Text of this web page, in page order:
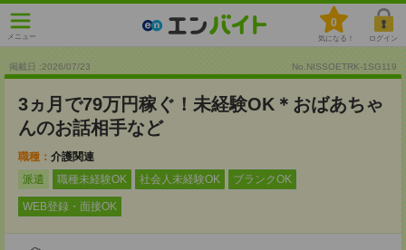
メニュー
0
気になる！ ログイン
掲載日 :2026/07/23 No.NISSOETRK-1SG119
3ヵ月で79万円稼ぐ！未経験OK＊おばあちゃ
んのお話相手など
職種： 介護関連
派遣
職種未経験OK 社会人未経験OK ブランクOK
WEB登録・面接OK